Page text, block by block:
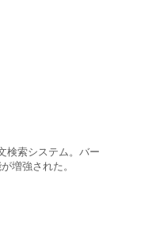
検索システム。バー
増強された。